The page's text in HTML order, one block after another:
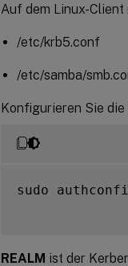
Auf dem Linux-
/etc/krb5.conf
/etc/samba/
Konfigurieren Sie
sudo
REALM ist der